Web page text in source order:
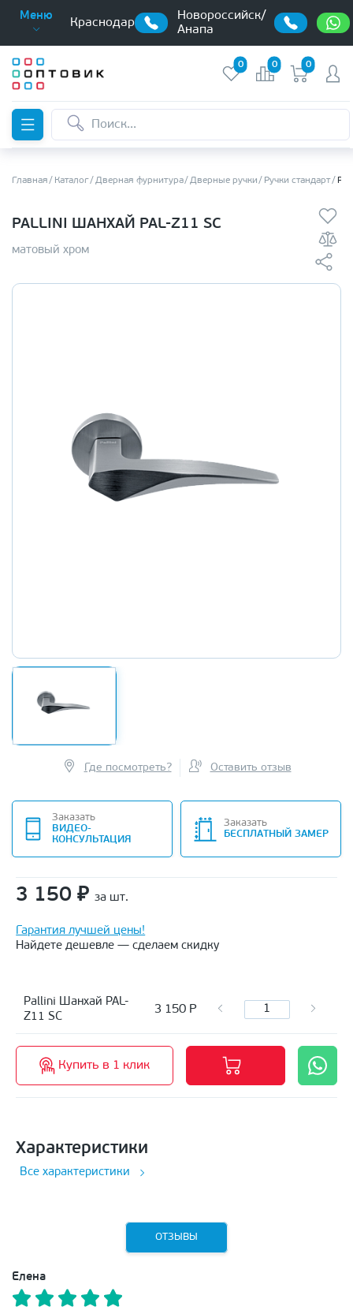
Меню
Краснодар
Новороссийск/
Анапа
0 0 0
Главная Каталог Дверная фурнитура Дверные ручки Ручки стандарт
PALLINI ШАНХАЙ PAL-Z11 SC
матовый хром
Где посмотреть? Оставить отзыв
Заказать
ВИДЕО-
КОНСУЛЬТАЦИЯ
Заказать
БЕСПЛАТНЫЙ ЗАМЕР
3 150 ₽ за шт.
Гарантия лучшей цены!
Найдете дешевле — сделаем скидку
Pallini Шанхай PAL-
Z11 SC
3 150 Р
Купить в 1 клик
Характеристики
Все характеристики
ОТЗЫВЫ
Елена